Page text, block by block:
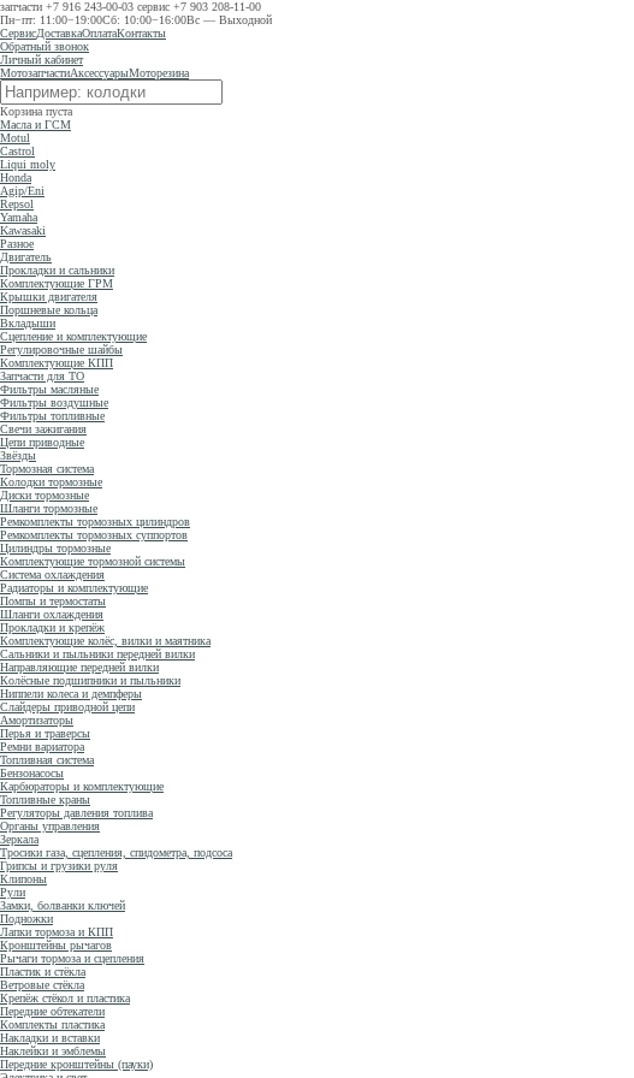
запчасти +7 916 243-00-03 сервис +7 903 208-11-00
Пн−пт: 11:00−19:00Сб: 10:00−16:00Вс — Выходной
СервисДоставкаОплатаКонтакты
Обратный звонок
Личный кабинет
МотозапчастиАксессуарыМоторезина
Корзина пуста
Масла и ГСМ
Motul
Castrol
Liqui moly
Honda
Agip/Eni
Repsol
Yamaha
Kawasaki
Разное
Двигатель
Прокладки и сальники
Комплектующие ГРМ
Крышки двигателя
Поршневые кольца
Вкладыши
Сцепление и комплектующие
Регулировочные шайбы
Комплектующие КПП
Запчасти для ТО
Фильтры масляные
Фильтры воздушные
Фильтры топливные
Свечи зажигания
Цепи приводные
Звёзды
Тормозная система
Колодки тормозные
Диски тормозные
Шланги тормозные
Ремкомплекты тормозных цилиндров
Ремкомплекты тормозных суппортов
Цилиндры тормозные
Комплектующие тормозной системы
Система охлаждения
Радиаторы и комплектующие
Помпы и термостаты
Шланги охлаждения
Прокладки и крепёж
Комплектующие колёс, вилки и маятника
Сальники и пыльники передней вилки
Направляющие передней вилки
Колёсные подшипники и пыльники
Ниппели колеса и демпферы
Слайдеры приводной цепи
Амортизаторы
Перья и траверсы
Ремни вариатора
Топливная система
Бензонасосы
Карбюраторы и комплектующие
Топливные краны
Регуляторы давления топлива
Органы управления
Зеркала
Тросики газа, сцепления, спидометра, подсоса
Грипсы и грузики руля
Клипоны
Рули
Замки, болванки ключей
Подножки
Лапки тормоза и КПП
Кронштейны рычагов
Рычаги тормоза и сцепления
Пластик и стёкла
Ветровые стёкла
Крепёж стёкол и пластика
Передние обтекатели
Комплекты пластика
Накладки и вставки
Наклейки и эмблемы
Передние кронштейны (пауки)